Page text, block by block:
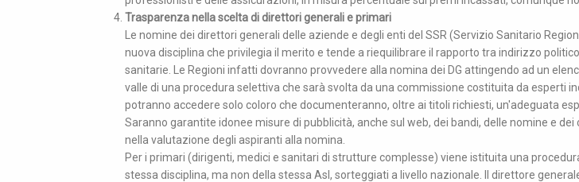
Trasparenza nella scelta di direttori generali e primari
Le nomine dei direttori generali delle aziende e degli enti del SSR (Servizio Sanitario
nuova disciplina che privilegia il merito e tende a riequilibrare il rapporto tra indirizzo
sanitarie. Le Regioni infatti dovranno provvedere alla nomina dei DG attingendo ad un
valle di una procedura selettiva che sarà svolta da una commissione costituita da esperti
potranno accedere solo coloro che documenteranno, oltre ai titoli richiesti, un'adeguata
Saranno garantite idonee misure di pubblicità, anche sul web, dei bandi, delle nomine e
nella valutazione degli aspiranti alla nomina.
Per i primari (dirigenti, medici e sanitari di strutture complesse) viene istituita una
stessa disciplina, ma non della stessa Asl, sorteggiati a livello nazionale. Il direttore